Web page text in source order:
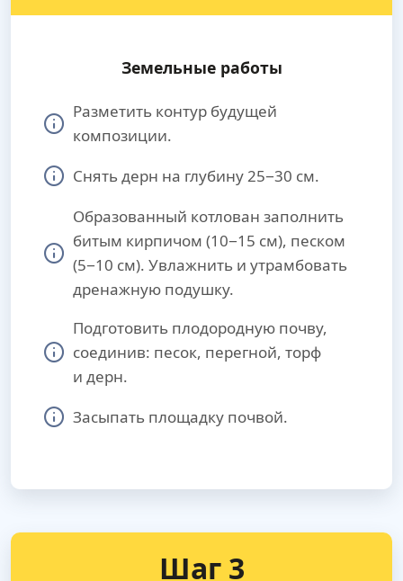
Земельные работы
Разметить контур будущей
композиции.
Снять дерн на глубину 25−30 см.
Образованный котлован заполнить
битым кирпичом (10−15 см), песком
(5−10 см). Увлажнить и утрамбовать
дренажную подушку.
Подготовить плодородную почву,
соединив: песок, перегной, торф
и дерн.
Засыпать площадку почвой.
Шаг 3